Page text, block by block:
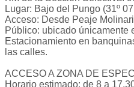
Lugar: Bajo del Pungo (31º
Acceso: Desde Peaje
Público: ubicado únicamente
Estacionamiento en
las calles.
ACCESO A ZONA DE
Horario estimado: de 8 a